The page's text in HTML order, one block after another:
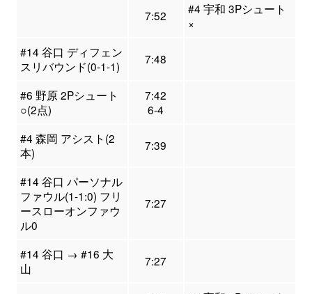
7:52
#4 宇和 3Pシュート
×
#14 谷口 ディフェン
スリバウンド(0-1-1)
7:48
#6 野原 2Pシュート
○(2点)
7:42
6-4
#4 森岡 アシスト(2
本)
7:39
#14 谷口 パーソナル
ファウル(1-1:0) フリ
ースローオンファウ
ル0
7:27
#14 谷口 → #16 大
山
7:27